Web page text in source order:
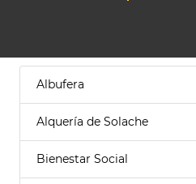
Albufera
Alquería de Solache
Bienestar Social